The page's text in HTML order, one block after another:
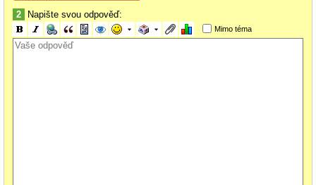
2 Napište svou odpověď:
Mimo téma